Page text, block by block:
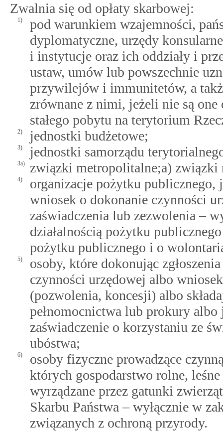
Zwalnia się od opłaty skarbowej:
1)
pod warunkiem wzajemności,
dyplomatyczne, urzędy
i instytucje oraz ich oddziały i
ustaw, umów lub powszechnie
przywilejów i immunitetów, a
zrównane z nimi, jeżeli nie są
stałego pobytu na terytorium
2) jednostki budżetowe;
3) jednostki samorządu
3a) związki metropolitalne;a) związki
4)
organizacje pożytku publicznego,
wniosek o dokonanie czynności
zaświadczenia lub zezwolenia –
działalnością pożytku
pożytku publicznego i o
5)
osoby, które dokonując
czynności urzędowej albo
(pozwolenia, koncesji) albo
pełnomocnictwa lub prokury
zaświadczenie o korzystaniu ze
ubóstwa;
6)
osoby fizyczne prowadzące
których gospodarstwo rolne,
wyrządzane przez gatunki
Skarbu Państwa – wyłącznie w
związanych z ochroną przyrody.